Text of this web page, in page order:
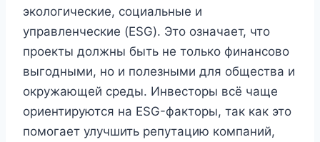
экологические, социальные и
управленческие (ESG). Это означает, что
проекты должны быть не только финансово
выгодными, но и полезными для общества и
окружающей среды. Инвесторы всё чаще
ориентируются на ESG-факторы, так как это
помогает улучшить репутацию компаний,